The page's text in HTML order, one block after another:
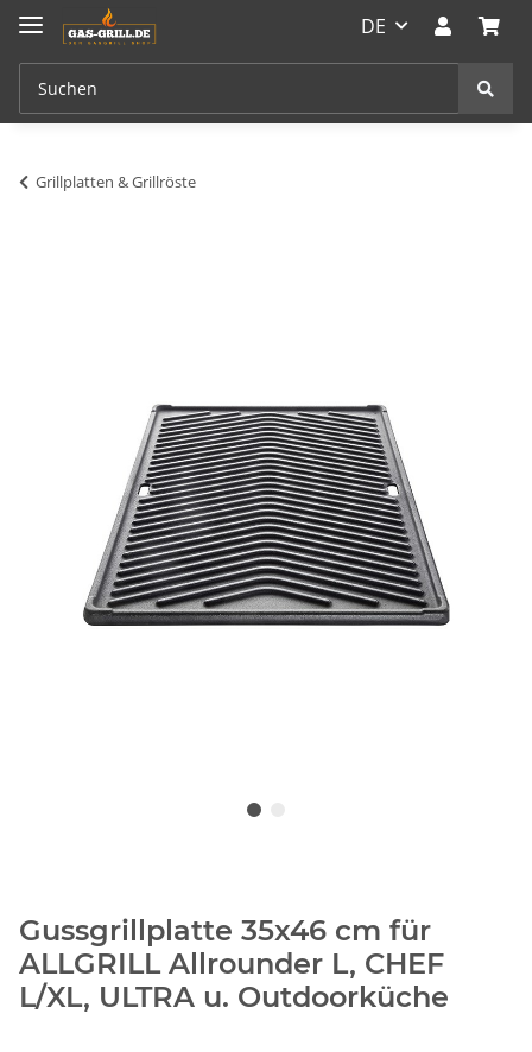
DE
Grillplatten & Grillröste
Gussgrillplatte 35x46 cm für
ALLGRILL Allrounder L, CHEF
L/XL, ULTRA u. Outdoorküche